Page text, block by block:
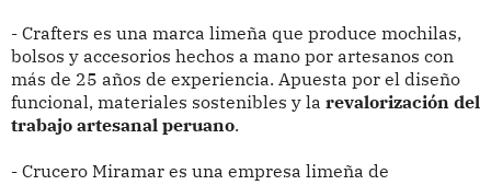
- Crafters es una marca limeña que produce mochilas,
bolsos y accesorios hechos a mano por artesanos con
más de 25 años de experiencia. Apuesta por el diseño
funcional, materiales sostenibles y la revalorización del
trabajo artesanal peruano.
- Crucero Miramar es una empresa limeña de